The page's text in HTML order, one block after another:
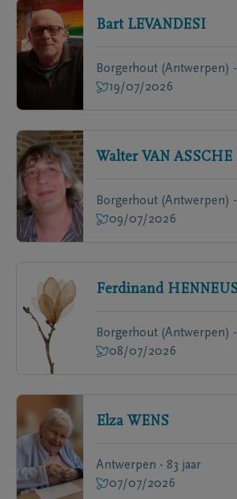
Bart LEVANDESI
Borgerhout (Antwerpen)
19/07/2026
Walter VAN ASSCHE
Borgerhout (Antwerpen)
09/07/2026
Ferdinand
Borgerhout (Antwerpen)
08/07/2026
Elza WENS
Antwerpen - 83 jaar
07/07/2026